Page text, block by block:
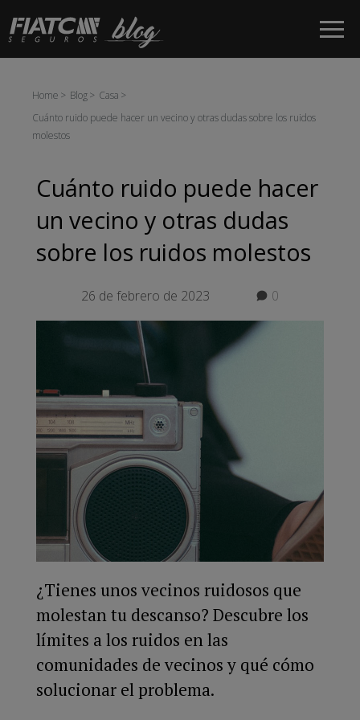
Saltar al contenido principal
Home Blog
Casa
Cuánto ruido puede hacer un vecino y otras dudas sobre los ruidos
molestos
Cuánto ruido puede hacer
un vecino y otras dudas
sobre los ruidos molestos
26 de febrero de 2023 0
¿Tienes unos vecinos ruidosos que
molestan tu descanso? Descubre los
límites a los ruidos en las
comunidades de vecinos y qué cómo
solucionar el problema.